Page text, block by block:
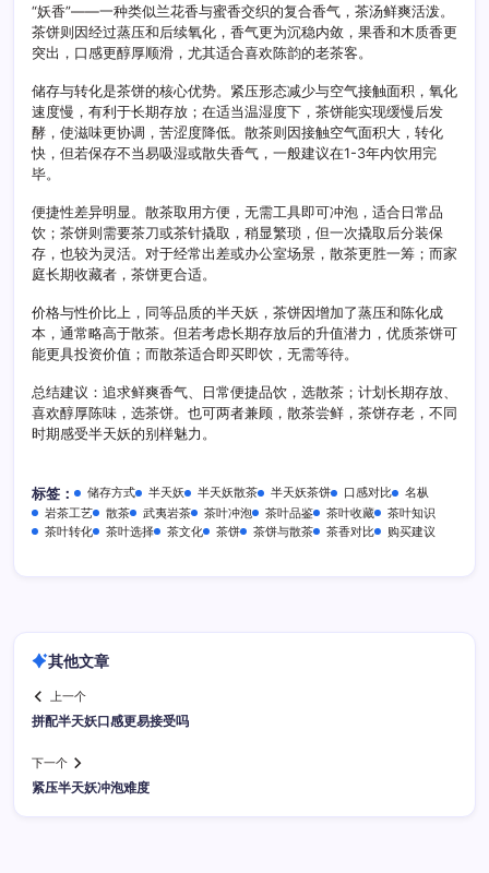
“妖香”——一种类似兰花香与蜜香交织的复合香气，茶汤鲜爽活泼。
茶饼则因经过蒸压和后续氧化，香气更为沉稳内敛，果香和木质香更
突出，口感更醇厚顺滑，尤其适合喜欢陈韵的老茶客。
储存与转化是茶饼的核心优势。紧压形态减少与空气接触面积，氧化
速度慢，有利于长期存放；在适当温湿度下，茶饼能实现缓慢后发
酵，使滋味更协调，苦涩度降低。散茶则因接触空气面积大，转化
快，但若保存不当易吸湿或散失香气，一般建议在1-3年内饮用完
毕。
便捷性差异明显。散茶取用方便，无需工具即可冲泡，适合日常品
饮；茶饼则需要茶刀或茶针撬取，稍显繁琐，但一次撬取后分装保
存，也较为灵活。对于经常出差或办公室场景，散茶更胜一筹；而家
庭长期收藏者，茶饼更合适。
价格与性价比上，同等品质的半天妖，茶饼因增加了蒸压和陈化成
本，通常略高于散茶。但若考虑长期存放后的升值潜力，优质茶饼可
能更具投资价值；而散茶适合即买即饮，无需等待。
总结建议：追求鲜爽香气、日常便捷品饮，选散茶；计划长期存放、
喜欢醇厚陈味，选茶饼。也可两者兼顾，散茶尝鲜，茶饼存老，不同
时期感受半天妖的别样魅力。
标签： 储存方式 半天妖 半天妖散茶 半天妖茶饼 口感对比
名枞
岩茶工艺
散茶 武夷岩茶 茶叶冲泡 茶叶品鉴 茶叶收藏
茶叶知识
茶叶转化
茶叶选择 茶文化 茶饼 茶饼与散茶 茶香对比 购买建议
其他文章
上一个
拼配半天妖口感更易接受吗
下一个
紧压半天妖冲泡难度